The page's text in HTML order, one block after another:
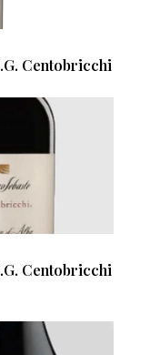
Centobricchi
Centobricchi